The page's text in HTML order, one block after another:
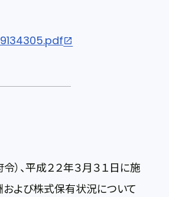
、平成２２年３月３１日に施
および株式保有状況について